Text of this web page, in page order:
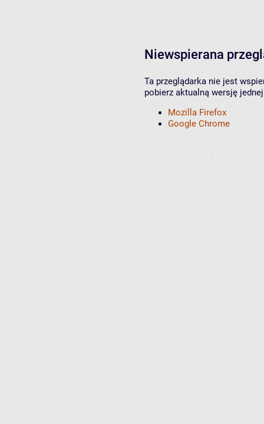
Niewspierana
Ta przeglądarka nie jest
pobierz aktualną wersję
Mozilla Firefox
Google Chrome